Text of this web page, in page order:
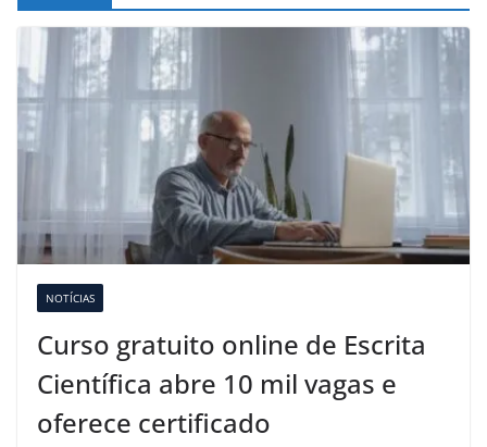
NOTÍCIAS
Curso gratuito online de Escrita
Científica abre 10 mil vagas e
oferece certificado